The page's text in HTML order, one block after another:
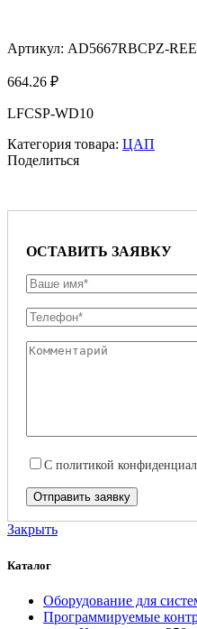
Артикул: AD5667RBCPZ-
664.26 ₽
LFCSP-WD10
Категория товара: ЦАП
Поделиться
ОСТАВИТЬ ЗАЯВКУ
С политикой
Закрыть
Каталог
Оборудование для
Программируемые